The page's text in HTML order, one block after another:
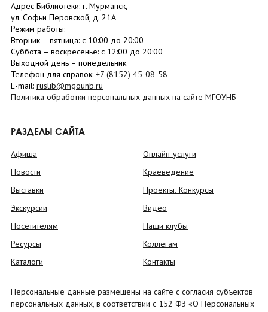
Адрес Библиотеки: г. Мурманск,
ул. Софьи Перовской, д. 21А
Режим работы:
Вторник – пятница: с 10:00 до 20:00
Суббота – воскресенье: c 12:00 до 20:00
Выходной день – понедельник
Телефон для справок: +7 (8152) 45-08-58
E-mail: ruslib@mgounb.ru
Политика обработки персональных данных на сайте МГОУНБ
РАЗДЕЛЫ САЙТА
Афиша
Новости
Выставки
Экскурсии
Посетителям
Ресурсы
Каталоги
Онлайн-услуги
Краеведение
Проекты. Конкурсы
Видео
Наши клубы
Коллегам
Контакты
Персональные данные размещены на сайте с согласия субъектов
персональных данных, в соответствии с 152 ФЗ «О Персональных